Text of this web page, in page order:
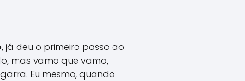
, já deu o primeiro passo ao
mas vamo que vamo,
Eu mesmo, quando